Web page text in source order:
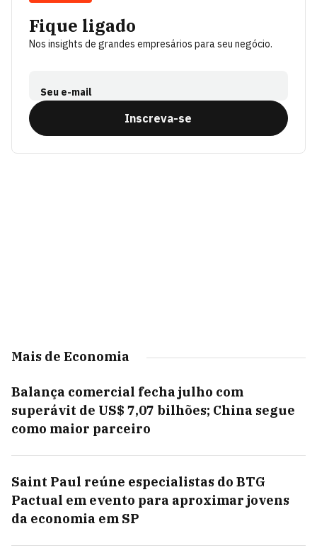
Fique ligado
Nos insights de grandes empresários para seu negócio.
Seu e-mail
Inscreva-se
Mais de Economia
Balança comercial fecha julho com
superávit de US$ 7,07 bilhões; China segue
como maior parceiro
Saint Paul reúne especialistas do BTG
Pactual em evento para aproximar jovens
da economia em SP